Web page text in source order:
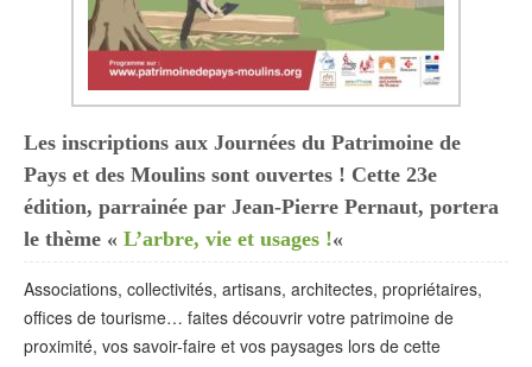
Les inscriptions aux Journées du Patrimoine de
Pays et des Moulins sont ouvertes ! Cette 23e
édition, parrainée par Jean-Pierre Pernaut, portera
le thème « L’arbre, vie et usages !«
Associations, collectivités, artisans, architectes, propriétaires,
offices de tourisme… faites découvrir votre patrimoine de
proximité, vos savoir-faire et vos paysages lors de cette